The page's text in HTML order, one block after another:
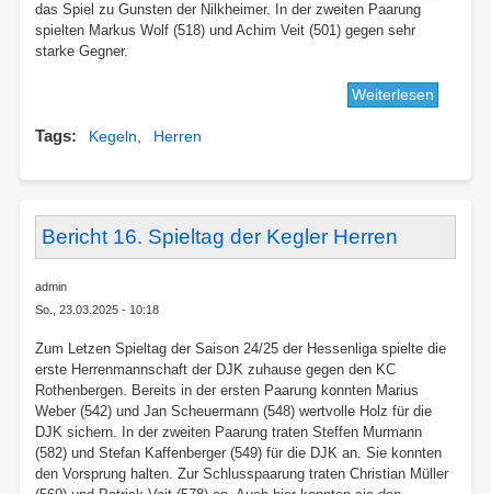
das Spiel zu Gunsten der Nilkheimer. In der zweiten Paarung
spielten Markus Wolf (518) und Achim Veit (501) gegen sehr
starke Gegner.
Weiterlesen
Tags Kegeln Herren
Bericht 16. Spieltag der Kegler Herren
admin
So., 23.03.2025 - 10:18
Zum Letzen Spieltag der Saison 24/25 der Hessenliga spielte die
erste Herrenmannschaft der DJK zuhause gegen den KC
Rothenbergen. Bereits in der ersten Paarung konnten Marius
Weber (542) und Jan Scheuermann (548) wertvolle Holz für die
DJK sichern. In der zweiten Paarung traten Steffen Murmann
(582) und Stefan Kaffenberger (549) für die DJK an. Sie konnten
den Vorsprung halten. Zur Schlusspaarung traten Christian Müller